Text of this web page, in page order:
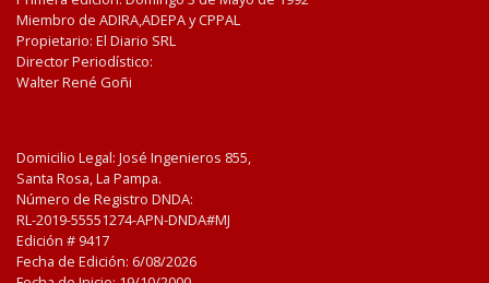
Miembro de ADIRA,ADEPA y CPPAL
Propietario: El Diario SRL
Director Periodístico:
Walter René Goñi
Domicilio Legal: José Ingenieros 855,
Santa Rosa, La Pampa.
Número de Registro DNDA:
RL-2019-55551274-APN-DNDA#MJ
Edición # 9417
Fecha de Edición: 6/08/2026